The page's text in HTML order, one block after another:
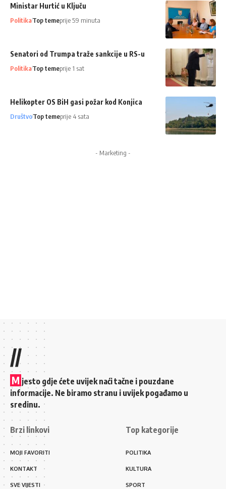
Ministar Hurtić u Ključu
PolitikaTop temeprije 59 minuta
Senatori od Trumpa traže sankcije u RS-u
PolitikaTop temeprije 1 sat
Helikopter OS BiH gasi požar kod Konjica
DruštvoTop temeprije 4 sata
- Marketing -
//
M jesto gdje ćete uvijek naći tačne i pouzdane
informacije. Ne biramo stranu i uvijek pogađamo u
sredinu.
Brzi linkovi
MOJI FAVORITI
KONTAKT
SVE VIJESTI
Top kategorije
POLITIKA
KULTURA
SPORT